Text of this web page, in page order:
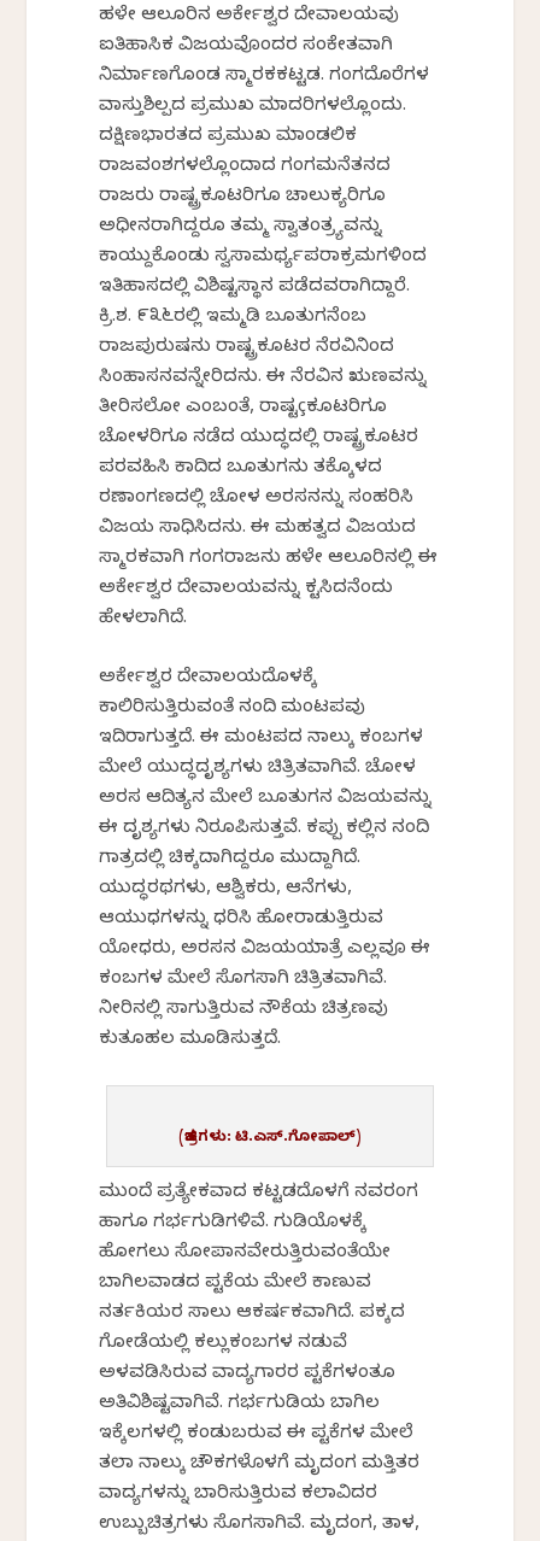
ಹಳೇ ಆಲೂರಿನ ಅರ್ಕೇಶ್ವರ ದೇವಾಲಯವು
ಐತಿಹಾಸಿಕ ವಿಜಯವೊಂದರ ಸಂಕೇತವಾಗಿ
ನಿರ್ಮಾಣಗೊಂಡ ಸ್ಮಾರಕಕಟ್ಟಡ. ಗಂಗದೊರೆಗಳ
ವಾಸ್ತುಶಿಲ್ಪದ ಪ್ರಮುಖ ಮಾದರಿಗಳಲ್ಲೊಂದು.
ದಕ್ಷಿಣಭಾರತದ ಪ್ರಮುಖ ಮಾಂಡಲಿಕ
ರಾಜವಂಶಗಳಲ್ಲೊಂದಾದ ಗಂಗಮನೆತನದ
ರಾಜರು ರಾಷ್ಟ್ರಕೂಟರಿಗೂ ಚಾಲುಕ್ಯರಿಗೂ
ಅಧೀನರಾಗಿದ್ದರೂ ತಮ್ಮ ಸ್ವಾತಂತ್ರ್ಯವನ್ನು
ಕಾಯ್ದುಕೊಂಡು ಸ್ವಸಾಮರ್ಥ್ಯಪರಾಕ್ರಮಗಳಿಂದ
ಇತಿಹಾಸದಲ್ಲಿ ವಿಶಿಷ್ಟಸ್ಥಾನ ಪಡೆದವರಾಗಿದ್ದಾರೆ.
ಕ್ರಿ.ಶ. ೯೩೬ರಲ್ಲಿ ಇಮ್ಮಡಿ ಬೂತುಗನೆಂಬ
ರಾಜಪುರುಷನು ರಾಷ್ಟ್ರಕೂಟರ ನೆರವಿನಿಂದ
ಸಿಂಹಾಸನವನ್ನೇರಿದನು. ಈ ನೆರವಿನ ಋಣವನ್ನು
ತೀರಿಸಲೋ ಎಂಬಂತೆ, ರಾಷ್ಟçಕೂಟರಿಗೂ
ಚೋಳರಿಗೂ ನಡೆದ ಯುದ್ಧದಲ್ಲಿ ರಾಷ್ಟ್ರಕೂಟರ
ಪರವಹಿಸಿ ಕಾದಿದ ಬೂತುಗನು ತಕ್ಕೊಳದ
ರಣಾಂಗಣದಲ್ಲಿ ಚೋಳ ಅರಸನನ್ನು ಸಂಹರಿಸಿ
ವಿಜಯ ಸಾಧಿಸಿದನು. ಈ ಮಹತ್ವದ ವಿಜಯದ
ಸ್ಮಾರಕವಾಗಿ ಗಂಗರಾಜನು ಹಳೇ ಆಲೂರಿನಲ್ಲಿ ಈ
ಅರ್ಕೇಶ್ವರ ದೇವಾಲಯವನ್ನು ಕಟ್ಟಿಸಿದನೆಂದು
ಹೇಳಲಾಗಿದೆ.
ಅರ್ಕೇಶ್ವರ ದೇವಾಲಯದೊಳಕ್ಕೆ
ಕಾಲಿರಿಸುತ್ತಿರುವಂತೆ ನಂದಿ ಮಂಟಪವು
ಇದಿರಾಗುತ್ತದೆ. ಈ ಮಂಟಪದ ನಾಲ್ಕು ಕಂಬಗಳ
ಮೇಲೆ ಯುದ್ಧದೃಶ್ಯಗಳು ಚಿತ್ರಿತವಾಗಿವೆ. ಚೋಳ
ಅರಸ ಆದಿತ್ಯನ ಮೇಲೆ ಬೂತುಗನ ವಿಜಯವನ್ನು
ಈ ದೃಶ್ಯಗಳು ನಿರೂಪಿಸುತ್ತವೆ. ಕಪ್ಪು ಕಲ್ಲಿನ ನಂದಿ
ಗಾತ್ರದಲ್ಲಿ ಚಿಕ್ಕದಾಗಿದ್ದರೂ ಮುದ್ದಾಗಿದೆ.
ಯುದ್ಧರಥಗಳು, ಆಶ್ವಿಕರು, ಆನೆಗಳು,
ಆಯುಧಗಳನ್ನು ಧರಿಸಿ ಹೋರಾಡುತ್ತಿರುವ
ಯೋಧರು, ಅರಸನ ವಿಜಯಯಾತ್ರೆ ಎಲ್ಲವೂ ಈ
ಕಂಬಗಳ ಮೇಲೆ ಸೊಗಸಾಗಿ ಚಿತ್ರಿತವಾಗಿವೆ.
ನೀರಿನಲ್ಲಿ ಸಾಗುತ್ತಿರುವ ನೌಕೆಯ ಚಿತ್ರಣವು
ಕುತೂಹಲ ಮೂಡಿಸುತ್ತದೆ.
(ಚಿತ್ರಗಳು: ಟಿ.ಎಸ್.ಗೋಪಾಲ್)
ಮುಂದೆ ಪ್ರತ್ಯೇಕವಾದ ಕಟ್ಟಡದೊಳಗೆ ನವರಂಗ
ಹಾಗೂ ಗರ್ಭಗುಡಿಗಳಿವೆ. ಗುಡಿಯೊಳಕ್ಕೆ
ಹೋಗಲು ಸೋಪಾನವೇರುತ್ತಿರುವಂತೆಯೇ
ಬಾಗಿಲವಾಡದ ಪಟ್ಟಿಕೆಯ ಮೇಲೆ ಕಾಣುವ
ನರ್ತಕಿಯರ ಸಾಲು ಆಕರ್ಷಕವಾಗಿದೆ. ಪಕ್ಕದ
ಗೋಡೆಯಲ್ಲಿ ಕಲ್ಲುಕಂಬಗಳ ನಡುವೆ
ಅಳವಡಿಸಿರುವ ವಾದ್ಯಗಾರರ ಪಟ್ಟಿಕೆಗಳಂತೂ
ಅತಿವಿಶಿಷ್ಟವಾಗಿವೆ. ಗರ್ಭಗುಡಿಯ ಬಾಗಿಲ
ಇಕ್ಕೆಲಗಳಲ್ಲಿ ಕಂಡುಬರುವ ಈ ಪಟ್ಟಿಕೆಗಳ ಮೇಲೆ
ತಲಾ ನಾಲ್ಕು ಚೌಕಗಳೊಳಗೆ ಮೃದಂಗ ಮತ್ತಿತರ
ವಾದ್ಯಗಳನ್ನು ಬಾರಿಸುತ್ತಿರುವ ಕಲಾವಿದರ
ಉಬ್ಬುಚಿತ್ರಗಳು ಸೊಗಸಾಗಿವೆ. ಮೃದಂಗ, ತಾಳ,